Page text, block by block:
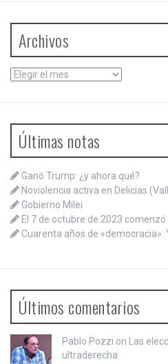
Archivos
Archivos
Últimas notas
Ganó Trump: ¿y ahora qué?
Noviolencia activa en Delicias
Gobierno Milei
El 7 de octubre de 2023
Cuarenta años de «democracia»:
Últimos comentarios
Pablo Pozzi on Las
ultraderecha